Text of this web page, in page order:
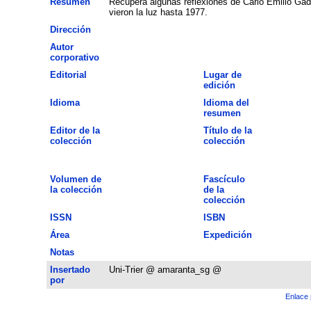
vieron la luz hasta 1977.
Dirección
Autor
corporativo
Editorial
Lugar de
edición
Idioma
Idioma del
resumen
Editor de la
colección
Título de la
colección
Volumen de
la colección
Fascículo
de la
colección
ISSN
ISBN
Área
Expedición
Notas
Insertado
por
Uni-Trier @ amaranta_sg @
Enlace